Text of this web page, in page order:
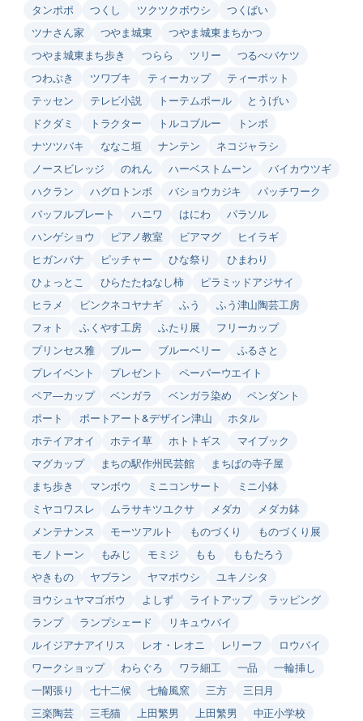
タンポポ
つくし ツクツクボウシ
つくばい
ツナさん家
つやま城東
つやま城東まちかつ
つやま城東まち歩き
つらら ツリー
つるべバケツ
つわぶき
ツワブキ ティーカップ
ティーポット
テッセン
テレビ小説 トーテムポール
とうげい
ドクダミ
トラクター トルコブルー
トンボ
ナツツバキ
ななこ垣 ナンテン
ネコジャラシ
ノースビレッジ
のれん ハーベストムーン
バイカウツギ
ハクラン
ハグロトンボ バショウカジキ
パッチワーク
バッフルプレート
ハニワ はにわ
パラソル
ハンゲショウ
ピアノ教室 ビアマグ
ヒイラギ
ヒガンバナ
ピッチャー ひな祭り
ひまわり
ひょっとこ
ひらたたねなし柿
ピラミッドアジサイ
ヒラメ
ピンクネコヤナギ ふう
ふう津山陶芸工房
フォト
ふくやす工房 ふたり展
フリーカップ
プリンセス雅
ブルー ブルーベリー
ふるさと
プレイベント
プレゼント
ペーパーウエイト
ペア―カップ
ベンガラ ベンガラ染め
ペンダント
ポート
ポートアート&デザイン津山
ホタル
ホテイアオイ
ホテイ草 ホトトギス
マイブック
マグカップ
まちの駅作州民芸館
まちばの寺子屋
まち歩き
マンボウ ミニコンサート
ミニ小鉢
ミヤコワスレ
ムラサキツユクサ メダカ
メダカ鉢
メンテナンス
モーツアルト ものづくり
ものづくり展
モノトーン
もみじ モミジ もも
ももたろう
やきもの
ヤブラン ヤマボウシ
ユキノシタ
ヨウシュヤマゴボウ
よしず ライトアップ
ラッピング
ランプ
ランプシェード
リキュウバイ
ルイジアナアイリス
レオ・レオニ レリーフ
ロウバイ
ワークショップ
わらぐろ ワラ細工 一品
一輪挿し
一閑張り
七十二候 七輪風窯 三方
三日月
三楽陶芸
三毛猫 上田繁男 上田繁男
中正小学校